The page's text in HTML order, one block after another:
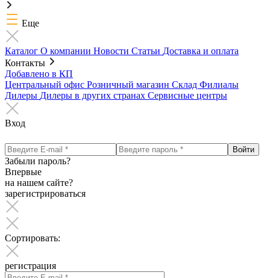
Еще
Каталог О компании Новости Статьи Доставка и оплата
Контакты
Добавлено в КП
Центральный офис Розничный магазин Склад Филиалы
Дилеры Дилеры в других странах Сервисные центры
Вход
Забыли пароль?
Впервые
на нашем сайте?
зарегистрироваться
Сортировать:
регистрация